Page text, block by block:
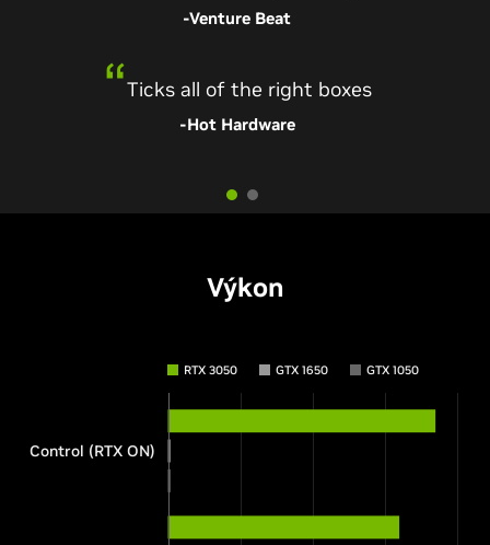
-Hot Hardware
Výkon
RTX 3050 GTX 1650 GTX 1050
Control (RTX ON)